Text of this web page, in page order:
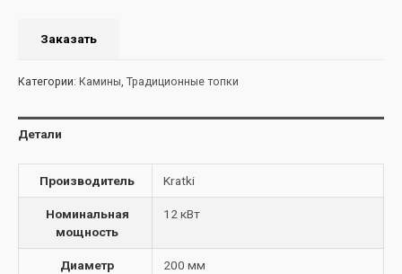
Заказать
Категории: Камины Традиционные топки
Детали
Производитель Kratki
Номинальная
мощность
12 кВт
Диаметр
200 мм